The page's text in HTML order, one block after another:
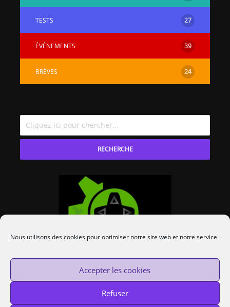
Nous utilisons des cookies pour optimiser notre site web et notre service.
Accepter les cookies
Refuser
TESTS 27
ÉVÉNEMENTS 39
BRÈVES 24
RECHERCHE